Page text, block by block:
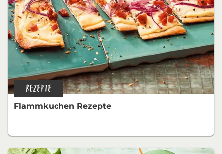
REZEPTE
Flammkuchen Rezepte